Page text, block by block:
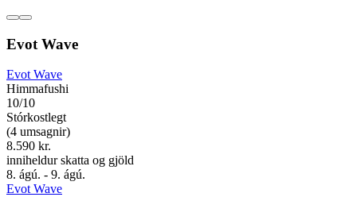
Evot Wave
Evot Wave
Himmafushi
10/10
Stórkostlegt
(4 umsagnir)
8.590 kr.
inniheldur skatta og gjöld
8. ágú. - 9. ágú.
Evot Wave